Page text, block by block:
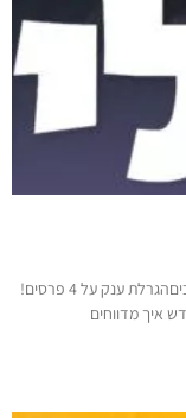
חנוכה שמח! לכבוד שבת מברכים חודש טבת אנחנו עורכיםהגרלת ענק על 4 פרסים!